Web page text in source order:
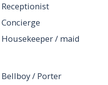
Receptionist
Concierge
Housekeeper / maid
Bellboy / Porter